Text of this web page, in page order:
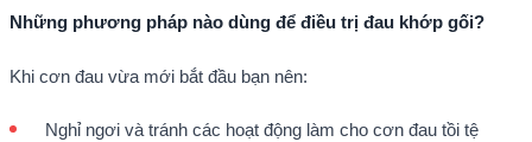
Những phương pháp nào dùng để điều trị đau khớp gối?
Khi cơn đau vừa mới bắt đầu bạn nên:
Nghỉ ngơi và tránh các hoạt động làm cho cơn đau tồi tệ